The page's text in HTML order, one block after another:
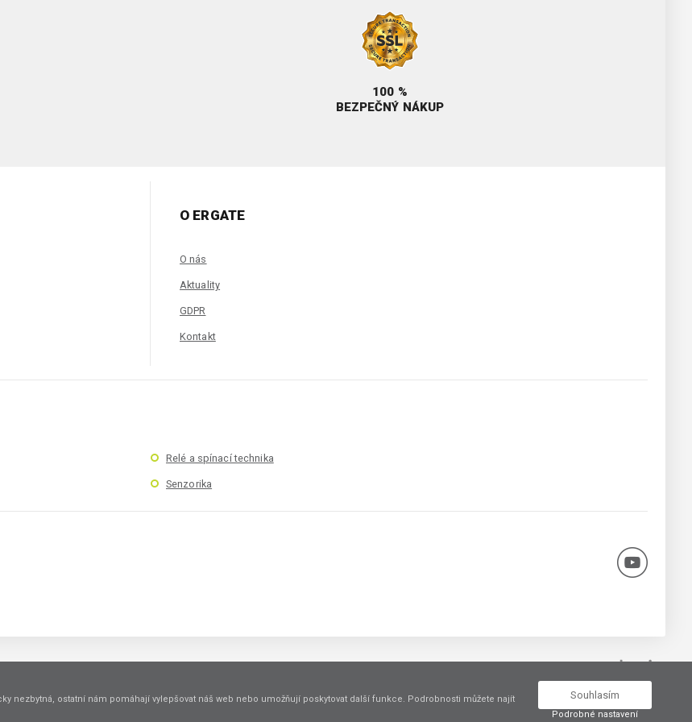
100 %
BEZPEČNÝ NÁKUP
O ERGATE
O nás
Aktuality
GDPR
Kontakt
Relé a spínací technika
Senzorika
nezbytná, ostatní nám pomáhají vylepšovat náš web nebo umožňují poskytovat další funkce. Podrobnosti můžete najít
Souhlasím
Podrobné nastavení